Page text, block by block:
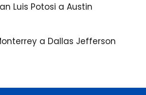
Luis Potosi a Austin
a Dallas Jefferson